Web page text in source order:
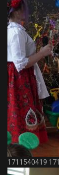
1711540419